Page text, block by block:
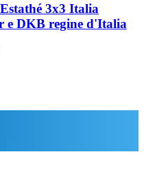
3x3 Italia
e DKB regine d'Italia